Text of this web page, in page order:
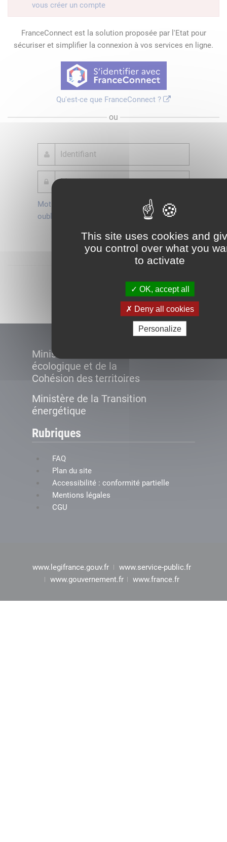
This site uses cookies and
you control over what you
to activate
OK, accept all
Deny all cookies
Personalize
vous créer un compte
FranceConnect est la solution proposée par l'Etat pour
sécuriser et simplifier la connexion à vos services en ligne.
Qu'est-ce que FranceConnect ?
ou
Mot de passe
oublié ?
Je crée mon
compte
Connexion
Ministère de la Transition
écologique et de la
Cohésion des territoires
Ministère de la Transition
énergétique
Rubriques
FAQ
Plan du site
Accessibilité : conformité partielle
Mentions légales
CGU
www.legifrance.gouv.fr
www.service-public.fr
www.gouvernement.fr
www.france.fr